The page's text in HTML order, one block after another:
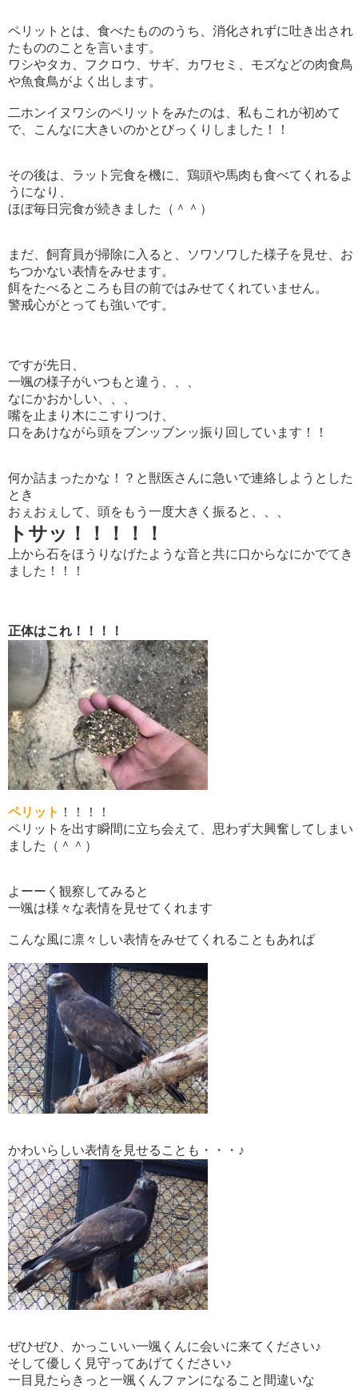
ペリットとは、食べたもののうち、消化されずに吐き出され
たもののことを言います。
ワシやタカ、フクロウ、サギ、カワセミ、モズなどの肉食鳥
や魚食鳥がよく出します。
二ホンイヌワシのペリットをみたのは、私もこれが初めて
で、こんなに大きいのかとびっくりしました！！
その後は、ラット完食を機に、鶏頭や馬肉も食べてくれるよ
うになり、
ほぼ毎日完食が続きました（＾＾）
まだ、飼育員が掃除に入ると、ソワソワした様子を見せ、お
ちつかない表情をみせます。
餌をたべるところも目の前ではみせてくれていません。
警戒心がとっても強いです。
ですが先日、
一颯の様子がいつもと違う、、、
なにかおかしい、、、
嘴を止まり木にこすりつけ、
口をあけながら頭をブンッブンッ振り回しています！！
何か詰まったかな！？と獣医さんに急いで連絡しようとした
とき
おぇおぇして、頭をもう一度大きく振ると、、、
トサッ！！！！！
上から石をほうりなげたような音と共に口からなにかでてき
ました！！！
正体はこれ！！！！
ペリット ！！！！
ペリットを出す瞬間に立ち会えて、思わず大興奮してしまい
ました（＾＾）
よーーく観察してみると
一颯は様々な表情を見せてくれます
こんな風に凛々しい表情をみせてくれることもあれば
かわいらしい表情を見せることも・・・♪
ぜひぜひ、かっこいい一颯くんに会いに来てください♪
そして優しく見守ってあげてください♪
一目見たらきっと一颯くんファンになること間違いな